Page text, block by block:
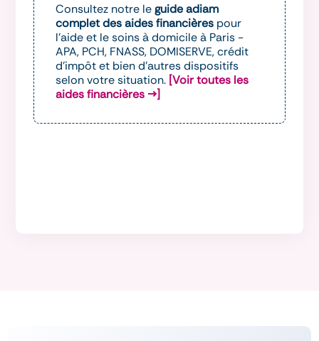
Consultez notre leguide adiam
complet des aides financières pour
l'aide et le soins à domicile à Paris -
APA, PCH, FNASS, DOMISERVE, crédit
d'impôt et bien d'autres dispositifs
selon votre situation. [Voir toutes les
aides financières →]